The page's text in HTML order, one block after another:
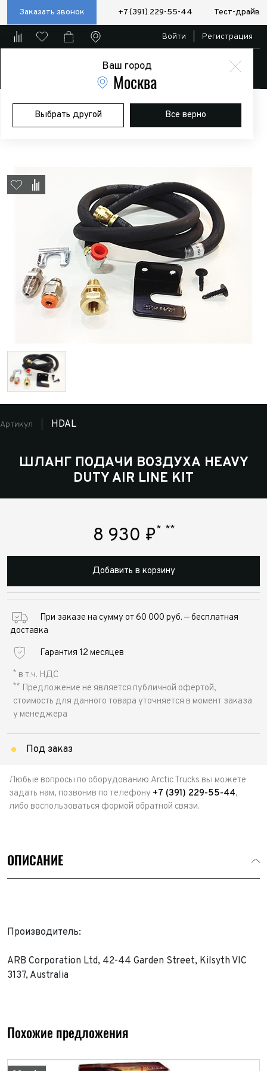
Заказать звонок +7 (391) 229-55-44 Тест-драйв
Ваш город
Москва
Выбрать другой Все верно
Войти Регистрация
Главная Магазин
Дополнительное оборудование
Пневматические/электро блокировки и компрессоры
Аксессуары
Шланг подачи воздуха Heavy Duty Air Line Kit
Артикул HDAL
ШЛАНГ ПОДАЧИ ВОЗДУХА HEAVY
DUTY AIR LINE KIT
8 930 ₽* **
Добавить в корзину
При заказе на сумму от 60 000 руб. — бесплатная
доставка
Гарантия 12 месяцев
* в т.ч. НДС
** Предложение не является публичной офертой,
стоимость для данного товара уточняется в момент заказа
у менеджера
Под заказ
Любые вопросы по оборудованию Arctic Trucks вы можете
задать нам, позвонив по телефону +7 (391) 229-55-44,
либо воспользоваться формой обратной связи.
ОПИСАНИЕ
Производитель:
ARB Corporation Ltd, 42-44 Garden Street, Kilsyth VIC
3137, Australia
Похожие предложения
Телефон*
Телефон*